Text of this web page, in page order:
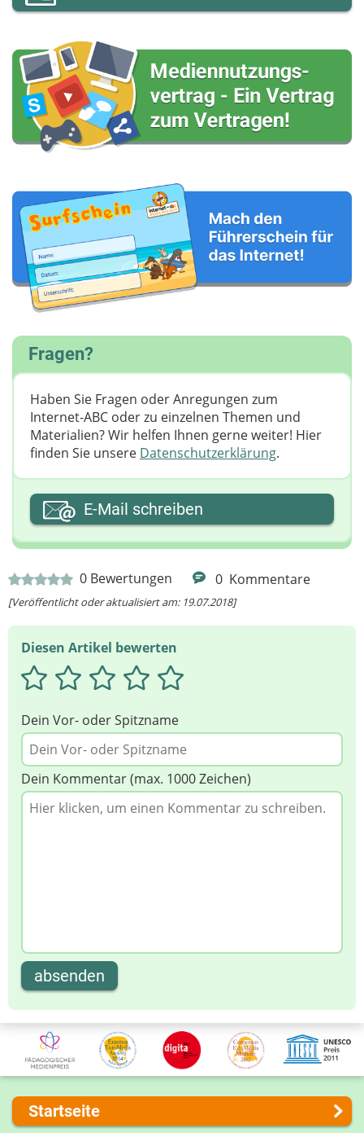
0 Bewertungen 0 Kommentare
[Veröffentlicht oder aktualisiert am: 19.07.2018]
Diesen Artikel bewerten
Dein Vor- oder Spitzname
Dein Kommentar (max. 1000 Zeichen)
absenden
Fragen?
Haben Sie Fragen oder Anregungen zum
Internet-ABC oder zu einzelnen Themen und
Materialien? Wir helfen Ihnen gerne weiter! ​Hier
finden Sie unsere Datenschutzerklärung.
Ihre E-Mail-Adresse
Ihre Nachricht
E-Mail schreiben
Startseite